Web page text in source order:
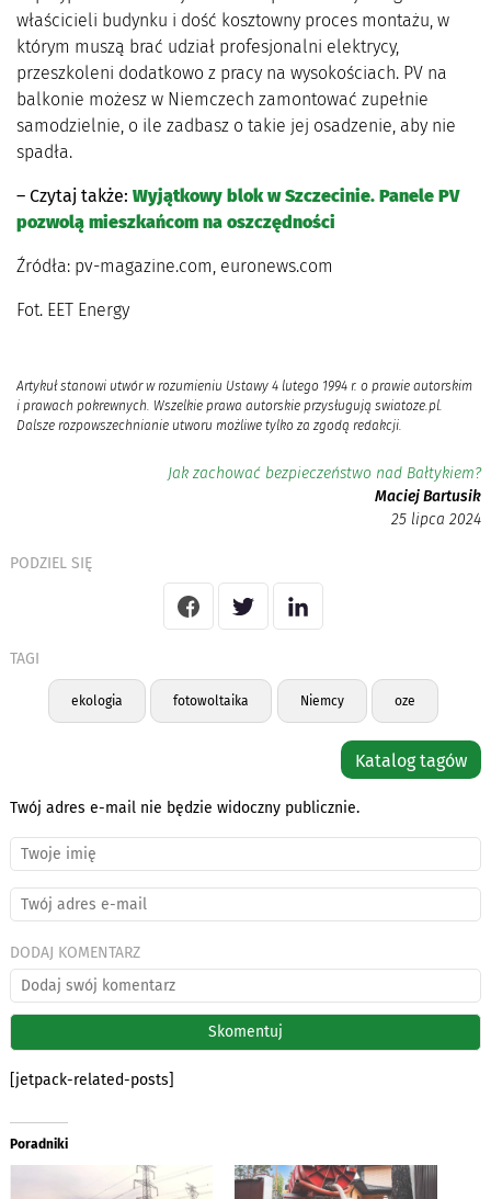
właścicieli budynku i dość kosztowny proces montażu, w
którym muszą brać udział profesjonalni elektrycy,
przeszkoleni dodatkowo z pracy na wysokościach. PV na
balkonie możesz w Niemczech zamontować zupełnie
samodzielnie, o ile zadbasz o takie jej osadzenie, aby nie
spadła.
– Czytaj także: Wyjątkowy blok w Szczecinie. Panele PV
pozwolą mieszkańcom na oszczędności
Źródła: pv-magazine.com, euronews.com
Fot. EET Energy
Artykuł stanowi utwór w rozumieniu Ustawy 4 lutego 1994 r. o prawie autorskim
i prawach pokrewnych. Wszelkie prawa autorskie przysługują swiatoze.pl.
Dalsze rozpowszechnianie utworu możliwe tylko za zgodą redakcji.
Jak zachować bezpieczeństwo nad Bałtykiem?
Maciej Bartusik
25 lipca 2024
PODZIEL SIĘ
TAGI
ekologia fotowoltaika Niemcy oze
Katalog tagów
Twój adres e-mail nie będzie widoczny publicznie.
DODAJ KOMENTARZ
[jetpack-related-posts]
Poradniki